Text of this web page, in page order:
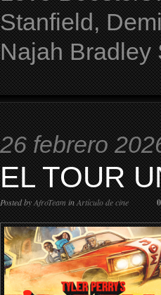
Stanfield,
Najah
26 febrero
EL TOUR
Posted byAfroTeaminArtículo de cine 0